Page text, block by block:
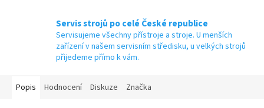
Servis strojů po celé České republice
Servisujeme všechny přístroje a stroje. U menších
zařízení v našem servisním středisku, u velkých strojů
přijedeme přímo k vám.
Popis Hodnocení Diskuze Značka